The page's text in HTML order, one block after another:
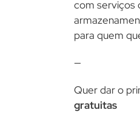
com serviços
para quem
—
Quer dar o
gratuitas